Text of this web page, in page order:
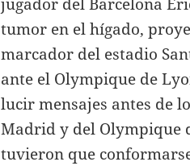
jugador del Barcelona
tumor en el hígado,
marcador del estadio
ante el Olympique de
lucir mensajes antes de
Madrid y del Olympique
tuvieron que